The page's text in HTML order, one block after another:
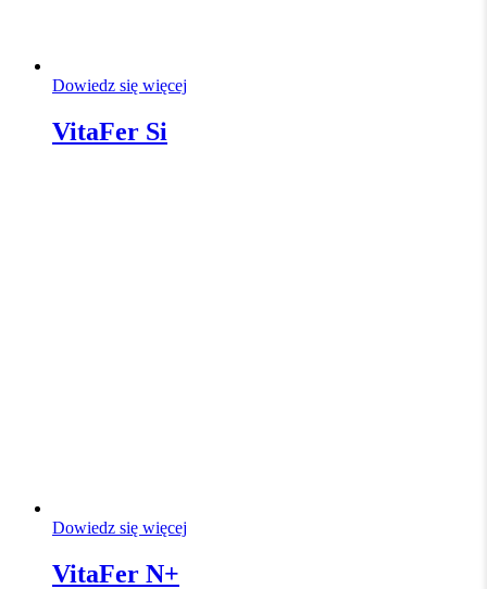
Dowiedz się więcej
VitaFer Si
Dowiedz się więcej
VitaFer N+